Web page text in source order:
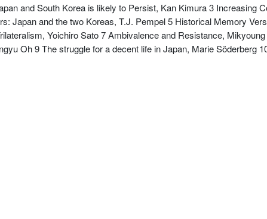
and South Korea is likely to Persist, Kan Kimura 3 Increasing
Japan and the two Koreas, T.J. Pempel 5 Historical Memory
Yoichiro Sato 7 Ambivalence and Resistance,
Oh 9 The struggle for a decent life in Japan, Marie Söderberg